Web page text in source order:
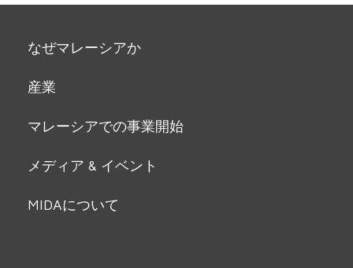
なぜマレーシアか
産業
マレーシアでの事業開始
メディア & イベント
MIDAについて